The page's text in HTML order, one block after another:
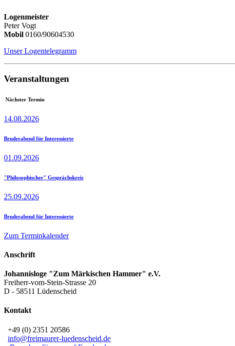
Logenmeister
Peter Vogt
Mobil 0160/90604530
Unser Logentelegramm
Veranstaltungen
Nächster Termin
14.08.2026
Bruderabend für Interessierte
01.09.2026
"Philosophischer" Gesprächskreis
25.09.2026
Bruderabend für Interessierte
Zum Terminkalender
Anschrift
Johannisloge "Zum Märkischen Hammer" e.V.
Freiherr-vom-Stein-Strasse 20
D - 58511 Lüdenscheid
Kontakt
+49 (0) 2351 20586
info@freimaurer-luedenscheid.de